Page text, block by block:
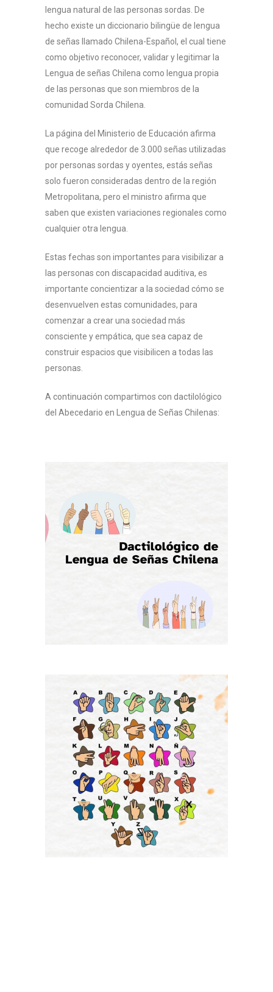
lengua natural de las personas sordas. De
hecho existe un diccionario bilingüe de lengua
de señas llamado Chilena-Español, el cual tiene
como objetivo reconocer, validar y legitimar la
Lengua de señas Chilena como lengua propia
de las personas que son miembros de la
comunidad Sorda Chilena.
La página del Ministerio de Educación afirma
que recoge alrededor de 3.000 señas utilizadas
por personas sordas y oyentes, estás señas
solo fueron consideradas dentro de la región
Metropolitana, pero el ministro afirma que
saben que existen variaciones regionales como
cualquier otra lengua.
Estas fechas son importantes para visibilizar a
las personas con discapacidad auditiva, es
importante concientizar a la sociedad cómo se
desenvuelven estas comunidades, para
comenzar a crear una sociedad más
consciente y empática, que sea capaz de
construir espacios que visibilicen a todas las
personas.
A continuación compartimos con dactilológico
del Abecedario en Lengua de Señas Chilenas:
DIDD
Orientaciones
Proceso de
2026
Requisitos
Carreras y cupos
Inscripción
Biblioteca
Contacto